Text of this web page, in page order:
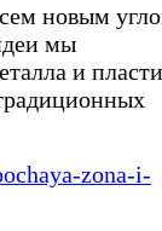
новым
мы
и